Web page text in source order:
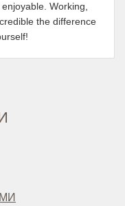
Working,
the difference